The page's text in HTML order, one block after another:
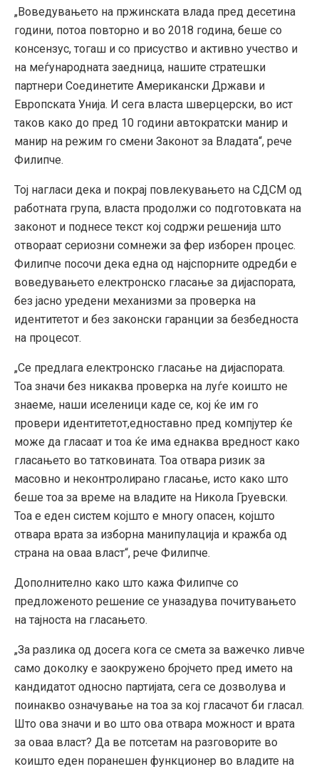
„Воведувањето на пржинската влада пред десетина
години, потоа повторно и во 2018 година, беше со
консензус, тогаш и со присуство и активно учество и
на меѓународната заедница, нашите стратешки
партнери Соединетите Американски Држави и
Европската Унија. И сега власта шверцерски, во ист
таков како до пред 10 години автократски манир и
манир на режим го смени Законот за Владата“, рече
Филипче.
Тој нагласи дека и покрај повлекувањето на СДСМ од
работната група, власта продолжи со подготовката на
законот и поднесе текст кој содржи решенија што
отвораат сериозни сомнежи за фер изборен процес.
Филипче посочи дека една од најспорните одредби е
воведувањето електронско гласање за дијаспората,
без јасно уредени механизми за проверка на
идентитетот и без законски гаранции за безбедноста
на процесот.
„Се предлага електронско гласање на дијаспората.
Тоа значи без никаква проверка на луѓе коишто не
знаеме, наши иселеници каде се, кој ќе им го
провери идентитетот,едноставно пред компјутер ќе
може да гласаат и тоа ќе има еднаква вредност како
гласањето во татковината. Тоа отвара ризик за
масовно и неконтролирано гласање, исто како што
беше тоа за време на владите на Никола Груевски.
Тоа е еден систем којшто е многу опасен, којшто
отвара врата за изборна манипулација и кражба од
страна на оваа власт“, рече Филипче.
Дополнително како што кажа Филипче со
предложеното решение се уназадува почитувањето
на тајноста на гласањето.
„За разлика од досега кога се смета за важечко ливче
само доколку е заокружено бројчето пред името на
кандидатот односно партијата, сега се дозволува и
поинакво означување на тоа за кој гласачот би гласал.
Што ова значи и во што ова отвара можност и врата
за оваа власт? Да ве потсетам на разговорите во
коишто еден поранешен функционер во владите на